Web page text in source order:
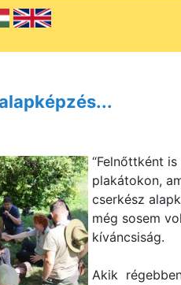
“Felnőttként
plakátokon,
cserkész
még sosem
kíváncsiság.
Akik